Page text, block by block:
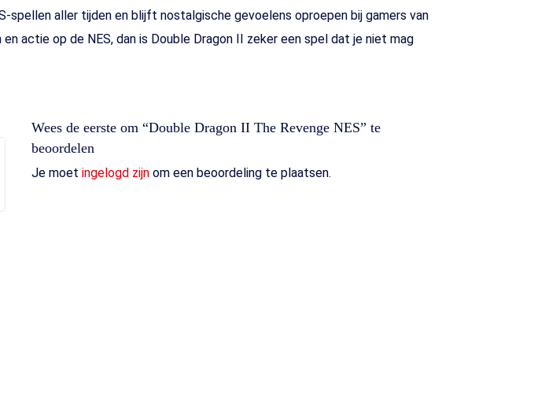
aller tijden en blijft nostalgische gevoelens oproepen bij gamers van
actie op de NES, dan is Double Dragon II zeker een spel dat je niet mag
Wees de eerste om “Double Dragon II The Revenge NES” te
beoordelen
Je moetingelogd zijn om een beoordeling te plaatsen.